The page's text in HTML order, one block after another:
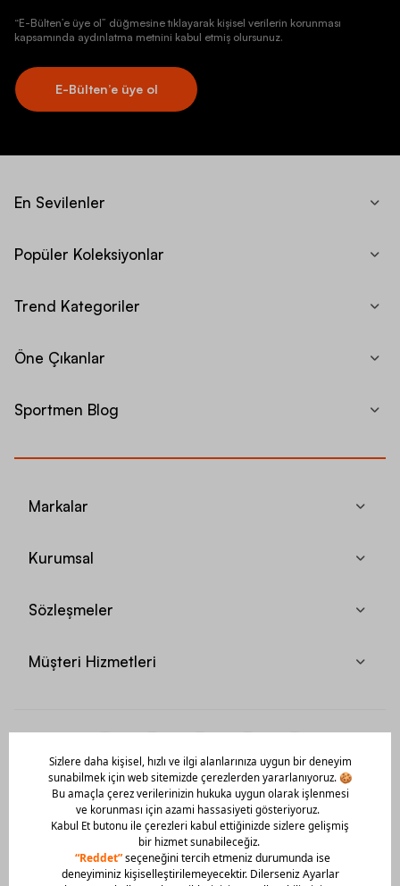
“E-Bülten’e üye ol” düğmesine tıklayarak kişisel verilerin korunması
kapsamında aydınlatma metnini kabul etmiş olursunuz.
E-Bülten’e üye ol
En Sevilenler
Popüler Koleksiyonlar
Trend Kategoriler
Öne Çıkanlar
Sportmen Blog
Markalar
Kurumsal
Sözleşmeler
Müşteri Hizmetleri
Mobil Uygulamamızı Hemen İndir!